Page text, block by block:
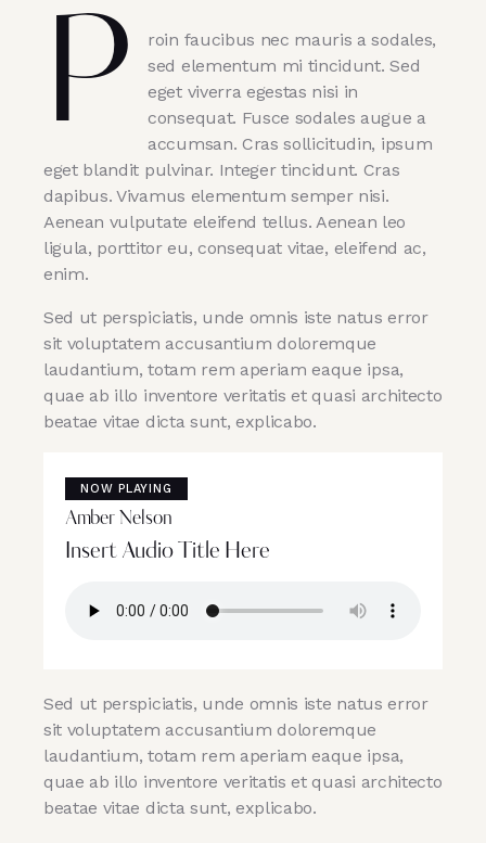
P
roin faucibus nec mauris a sodales,
sed elementum mi tincidunt. Sed
eget viverra egestas nisi in
consequat. Fusce sodales augue a
accumsan. Cras sollicitudin, ipsum
eget blandit pulvinar. Integer tincidunt. Cras
dapibus. Vivamus elementum semper nisi.
Aenean vulputate eleifend tellus. Aenean leo
ligula, porttitor eu, consequat vitae, eleifend ac,
enim.
Sed ut perspiciatis, unde omnis iste natus error
sit voluptatem accusantium doloremque
laudantium, totam rem aperiam eaque ipsa,
quae ab illo inventore veritatis et quasi architecto
beatae vitae dicta sunt, explicabo.
NOW PLAYING
Amber Nelson
Insert Audio Title Here
Sed ut perspiciatis, unde omnis iste natus error
sit voluptatem accusantium doloremque
laudantium, totam rem aperiam eaque ipsa,
quae ab illo inventore veritatis et quasi architecto
beatae vitae dicta sunt, explicabo.